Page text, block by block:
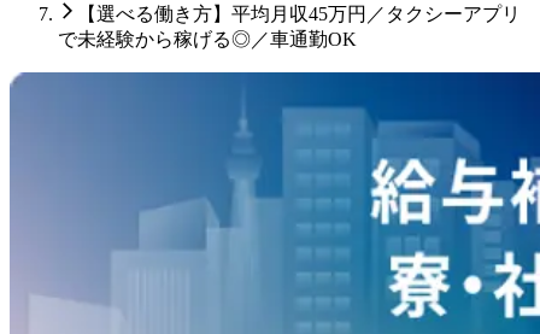
【選べる働き方】平均月収45万円／タクシーアプリ
で未経験から稼げる◎／車通勤OK